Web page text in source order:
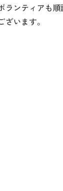
ランティアも順
ざいます。